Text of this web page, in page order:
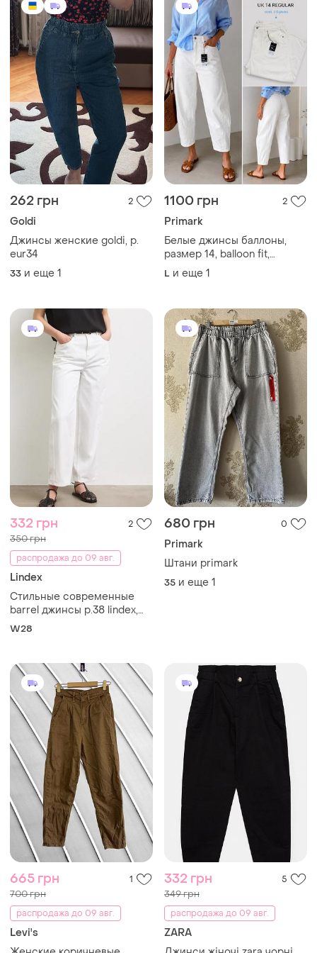
262 грн 2
Goldi
Джинсы женские goldi, р.
eur34
33 и еще 1
1100 грн 2
Primark
Белые джинсы баллоны,
размер 14, balloon fit,
джинсы-баллоны, "balloon
jeans", barrel jeans
L и еще 1
332 грн 2
350 грн
распродажа до 09 авг.
Lindex
Стильные современные
barrel джинсы р.38 lindex,
как новые
W28
680 грн 0
Primark
Штани primark
35 и еще 1
665 грн 1
700 грн
распродажа до 09 авг.
Levi's
332 грн 5
349 грн
распродажа до 09 авг.
ZARA